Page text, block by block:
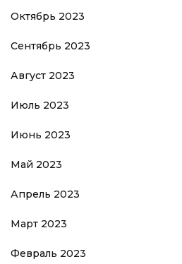
Октябрь 2023
Сентябрь 2023
Август 2023
Июль 2023
Июнь 2023
Май 2023
Апрель 2023
Март 2023
Февраль 2023